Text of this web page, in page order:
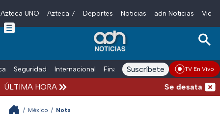
Skip to main content
Azteca UNO Azteca 7 Deportes Noticias adn Noticias
Seguridad Internacional Finanzas adn Noticias Radio
Suscríbete TV En Vivo
ÚLTIMA HORA Se desata
/ México / Nota